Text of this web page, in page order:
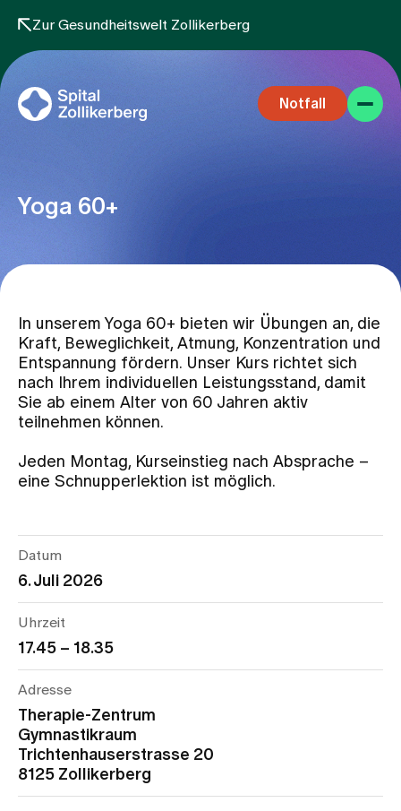
Zur Gesundheitswelt Zollikerberg
Notfall
Aufenthalt
Team
Über uns
Aktuelles
Jobs & Karriere
Kontakt
Babygalerie
Yoga 60+
In unserem Yoga 60+ bieten wir Übungen an, die
Kraft, Beweglichkeit, Atmung, Konzentration und
Entspannung fördern. Unser Kurs richtet sich
nach Ihrem individuellen Leistungsstand, damit
Sie ab einem Alter von 60 Jahren aktiv
teilnehmen können.
Jeden Montag, Kurseinstieg nach Absprache –
eine Schnupperlektion ist möglich.
Datum
6. Juli 2026
Uhrzeit
17.45 – 18.35
Adresse
Therapie-Zentrum
Gymnastikraum
Trichtenhauserstrasse 20
8125 Zollikerberg